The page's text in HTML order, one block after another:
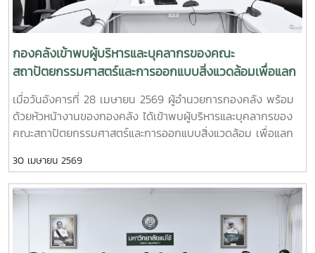
กองคลังเข้าพบผู้บริหารและบุคลากรของคณะ
สถาปัตยกรรมศาสตร์และการออกแบบสิ่งแวดล้อมเพื่อแลก
เปลี่ยนเรียนรู้ด้านการเงิน การคลังและการพัสดุ
เมื่อวันอังคารที่ 28 เมษายน 2569 ผู้อำนวยการกองคลัง พร้อม
ด้วยหัวหน้างานของกองคลัง ได้เข้าพบผู้บริหารและบุคลากรของ
คณะสถาปัตยกรรมศาสตร์และการออกแบบสิ่งแวดล้อม เพื่อแลก
การพัสดุ ทั้งนี้ การเข้าพบหน่วยงานต่าง ๆ เป็นกิจกรรมภายใต้
โครงการกองคลังสัญจร ปี 2569 เพื่อส่งเสริมการแลกเปลี่ยน
เรียนรู้และพัฒนาความเข้าใจด้านการเงิน การคลัง และการพัสดุ
แก่ผู้บริหารและผู้ปฏิบัติงานที่เกี่ยวข้อง
30 เมษายน 2569